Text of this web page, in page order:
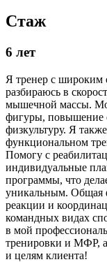
Стаж
6 лет
Я тренер с широким
разбираюсь в
мышечной массы.
фигуры, повышение
физкультуру. Я
функциональном
Помогу с
индивидуальные
программы, что
уникальным. Общая
реакции и
командных видах
в мой
тренировки и МФР,
и целям клиента!